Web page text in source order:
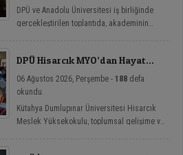
DPÜ ve Anadolu Üniversitesi iş birliğinde
gerçekleştirilen toplantıda, akademinin
DPÜ Hisarcık MYO’dan Hayat
06 Ağustos 2026, Perşembe - 188 defa
okundu.
Kütahya Dumlupınar Üniversitesi Hisarcık
Meslek Yüksekokulu, toplumsal gelişime ve